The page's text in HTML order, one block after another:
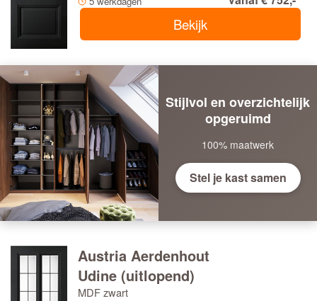
Bekijk
Stijlvol en overzichtelijk
opgeruimd
100% maatwerk
Stel je kast samen
Austria Aerdenhout
Udine (uitlopend)
MDF zwart